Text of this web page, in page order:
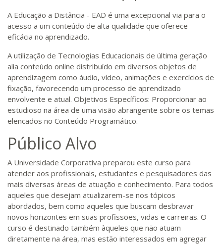
A Educação a Distância - EAD é uma excepcional via para o
acesso a um conteúdo de alta qualidade que oferece
eficácia no aprendizado.
A utilização de Tecnologias Educacionais de última geração
alia conteúdo online distribuído em diversos objetos de
aprendizagem como áudio, vídeo, animações e exercícios de
fixação, favorecendo um processo de aprendizado
envolvente e atual. Objetivos Específicos: Proporcionar ao
estudioso na área de uma visão abrangente sobre os temas
elencados no Conteúdo Programático.
Público Alvo
A Universidade Corporativa preparou este curso para
atender aos profissionais, estudantes e pesquisadores das
mais diversas áreas de atuação e conhecimento. Para todos
aqueles que desejam atualizarem-se nos tópicos
abordados, bem como aqueles que buscam desbravar
novos horizontes em suas profissões, vidas e carreiras. O
curso é destinado também àqueles que não atuam
diretamente na área, mas estão interessados em agregar